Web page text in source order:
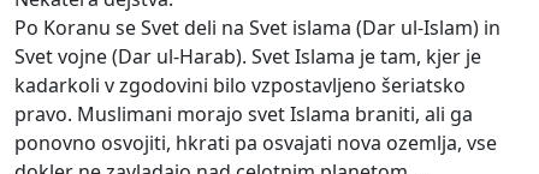
Po Koranu se Svet deli na Svet islama (Dar ul-Islam) in
Svet vojne (Dar ul-Harab). Svet Islama je tam, kjer je
kadarkoli v zgodovini bilo vzpostavljeno šeriatsko
pravo. Muslimani morajo svet Islama braniti, ali ga
ponovno osvojiti, hkrati pa osvajati nova ozemlja, vse